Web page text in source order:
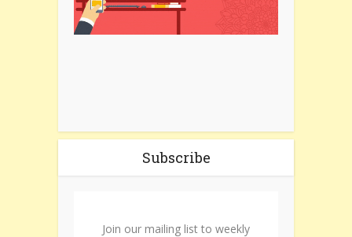
Subscribe
Join our mailing list to weekly